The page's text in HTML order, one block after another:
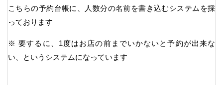
こちらの予約台帳に、人数分の名前を書き込むシステムを採
っております
※ 要するに、1度はお店の前までいかないと予約が出来な
い、というシステムになっています